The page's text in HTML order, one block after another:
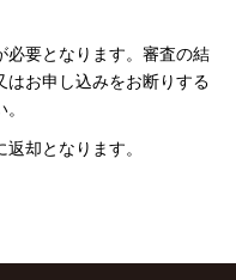
必要となります。審査の結
はお申し込みをお断りする
却となります。